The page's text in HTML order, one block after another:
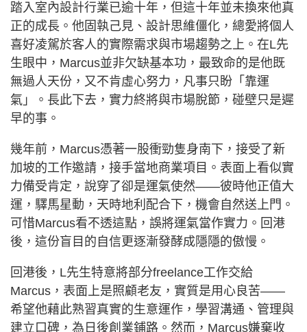
踏入室內設計行業已逾十年，但這十年並未換來他真
正的成長。他固執己見、設計思維僵化，總愛將個人
喜好凌駕於客人的實際需求與市場趨勢之上。在L先
生眼中，Marcus並非欠缺基本功，最致命的是他既
無過人天份，又不肯虛心努力，凡事只盼「靠運
氣」。長此下去，實力終將與市場脫節，碰壁只是遲
早的事。
幾年前，Marcus憑著一股衝勁隻身南下，接受了新
加坡的工作邀請，接手當地商業項目。表面上看似實
力備受肯定，說穿了卻是運氣使然——彼時他正值大
運，驛馬星動，天時地利配合下，機會自然送上門。
可惜Marcus看不透這點，誤將運氣當作實力。回港
後，這份盲目的自信更逐漸發酵成隱隱的傲慢。
回港後，L先生特意將部分freelance工作交給
Marcus，表面上是照顧老友，實質是用心良苦——
希望他藉此熟習真實的生意運作，學習溝通、管理與
建立口碑，為日後創業鋪路。然而，Marcus嫌棄收